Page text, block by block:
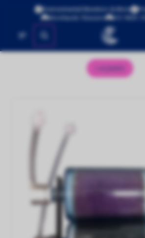
Environmental Monitors & More
Worldwide Shipping
ISO
No se encontraron
AQM65